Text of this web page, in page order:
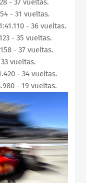
- 31 vueltas.
- 36 vueltas.
- 35 vueltas.
- 37 vueltas.
vueltas.
- 34 vueltas.
- 19 vueltas.